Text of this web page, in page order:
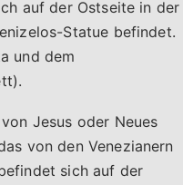
auf der Ostseite in der
Statue befindet.
und dem
Jesus oder Neues
von den Venezianern
sich auf der